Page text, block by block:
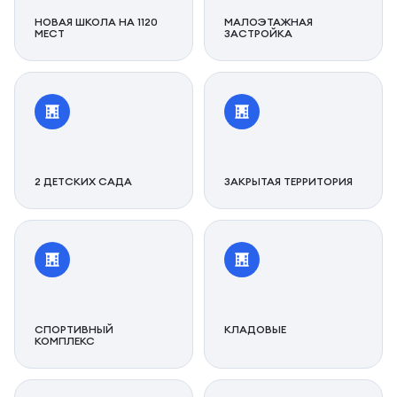
НОВАЯ ШКОЛА НА 1120
МЕСТ
МАЛОЭТАЖНАЯ
ЗАСТРОЙКА
2 ДЕТСКИХ САДА ЗАКРЫТАЯ ТЕРРИТОРИЯ
СПОРТИВНЫЙ
КОМПЛЕКС
КЛАДОВЫЕ